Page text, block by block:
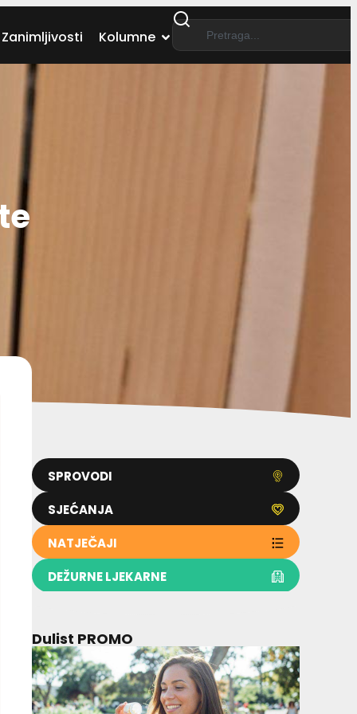
Zanimljivosti Kolumne
SPROVODI
SJEĆANJA
NATJEČAJI
DEŽURNE LJEKARNE
Dulist PROMO